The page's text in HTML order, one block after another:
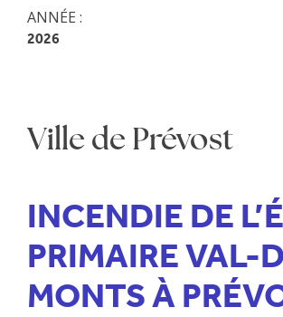
ANNÉE :
2026
Ville de Prévost
INCENDIE DE
PRIMAIRE VAL-
MONTS À